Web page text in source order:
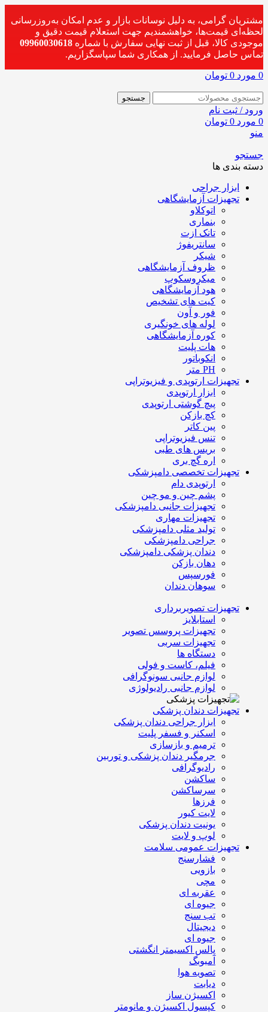
مشتریان گرامی، به دلیل نوسانات بازار و عدم امکان به‌روزرسانی
لحظه‌ای قیمت‌ها، خواهشمندیم جهت استعلام قیمت دقیق و
موجودی کالا، قبل از ثبت نهایی سفارش با شماره 09960030618
تماس حاصل فرمایید. از همکاری شما سپاسگزاریم.
0 مورد 0 تومان
جستجو
ورود / ثبت نام
0 مورد 0 تومان
منو
جستجو
دسته بندی ها
ابزار جراحی
تجهیزات آزمایشگاهی
اتوکلاو
بنماری
تانک ازت
سانتریفوژ
شیکر
ظروف آزمایشگاهی
میکروسکوپ
هود آزمایشگاهی
کیت های تشخیص
فور و آون
لوله های خونگیری
کوره آزمایشگاهی
هات پلیت
انکوباتور
PH متر
تجهیزات ارتوپدی و فیزیوتراپی
ابزار ارتوپدی
پیچ گوشتی ارتوپدی
کچ بازکن
پین کاتر
تنس فیزیوتراپی
بریس های طبی
اره گچ بری
تجهیزات تخصصی دامپزشکی
ارتوپدی دام
پشم چین و مو چین
تجهیزات جانبی دامپزشکی
تجهیزات مهاری
تولید مثلی دامپزشکی
جراحی دامپزشکی
دندان پزشکی دامپزشکی
دهان بازکن
فورسپس
سوهان دندان
تجهیزات تصویربرداری
استابلایز
تجهیزات پروسس تصویر
تجهیزات سربی
دستگاه ها
فیلم، کاست و فولی
لوازم جانبی سونوگرافی
لوازم جانبی رادیولوژی
تجهیزات دندان پزشکی
ابزار جراحی دندان پزشکی
اسکنر و فسفر پلیت
ترمیم و بازسازی
جرمگیر دندان پزشکی و توربین
رادیوگرافی
ساکشن
سرساکشن
فرزها
لایت کیور
یونیت دندان پزشکی
لوپ و لایت
تجهیزات عمومی سلامت
فشارسنج
بازویی
مچی
عقربه ای
جیوه ای
تب سنج
دیجیتال
جیوه ای
پالس اکسیمتر انگشتی
آمبوبگ
تصویه هوا
دیابت
اکسیژن ساز
کپسول اکسیژن و مانومتر